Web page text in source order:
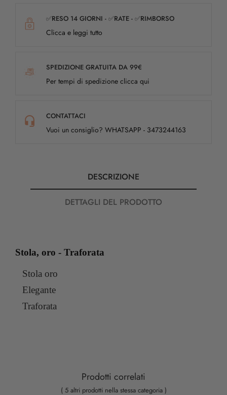
✅RESO 14 GIORNI - ✅RATE - ✅RIMBORSO
Clicca e leggi tutto
SPEDIZIONE GRATUITA DA 99€
Per tempi di spedizione clicca qui
CONTATTACI
Vuoi un consiglio? WHATSAPP - 3473244163
DESCRIZIONE
DETTAGLI DEL PRODOTTO
Stola, oro - Traforata
Stola oro
Elegante
Traforata
Prodotti correlati
( 5 altri prodotti nella stessa categoria )